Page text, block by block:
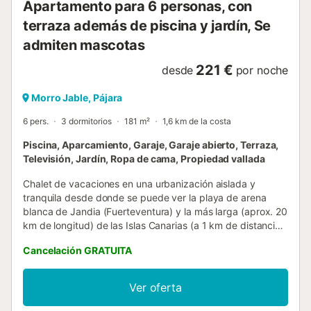
Apartamento para 6 personas, con
terraza además de piscina y jardín, Se
admiten mascotas
desde 221 € por noche
Morro Jable, Pájara
6 pers. 3 dormitorios 181 m² 1,6 km de la costa
Piscina, Aparcamiento, Garaje, Garaje abierto, Terraza,
Televisión, Jardín, Ropa de cama, Propiedad vallada
Chalet de vacaciones en una urbanización aislada y
tranquila desde donde se puede ver la playa de arena
blanca de Jandia (Fuerteventura) y la más larga (aprox. 20
km de longitud) de las Islas Canarias (a 1 km de distancia
principal Morro Jable, donde están los servicios,
administrativos y sanitarios se encuentra a entorno 2,-
kms., aunque la zona de hoteles y comercial ya comienza
al fondo del campo de golf de la urbanización, donde esta
la vivienda, en el boulevard que se dirige al núcleo y se
Cancelación GRATUITA
Ver oferta